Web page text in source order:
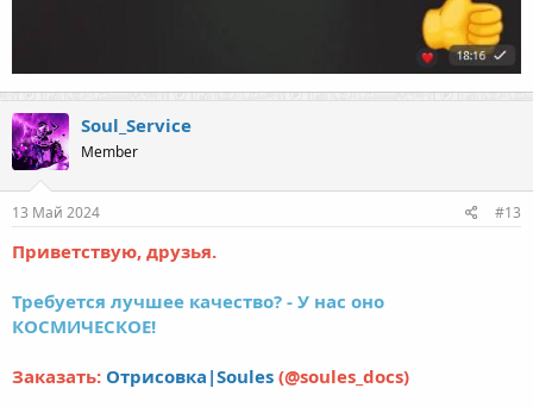
Soul_Service
Member
13 Май 2024 #13
Приветствую, друзья.
Требуется лучшее качество? - У нас оно
КОСМИЧЕСКОЕ!
Заказать: Отрисовка|Soules (@soules_docs)